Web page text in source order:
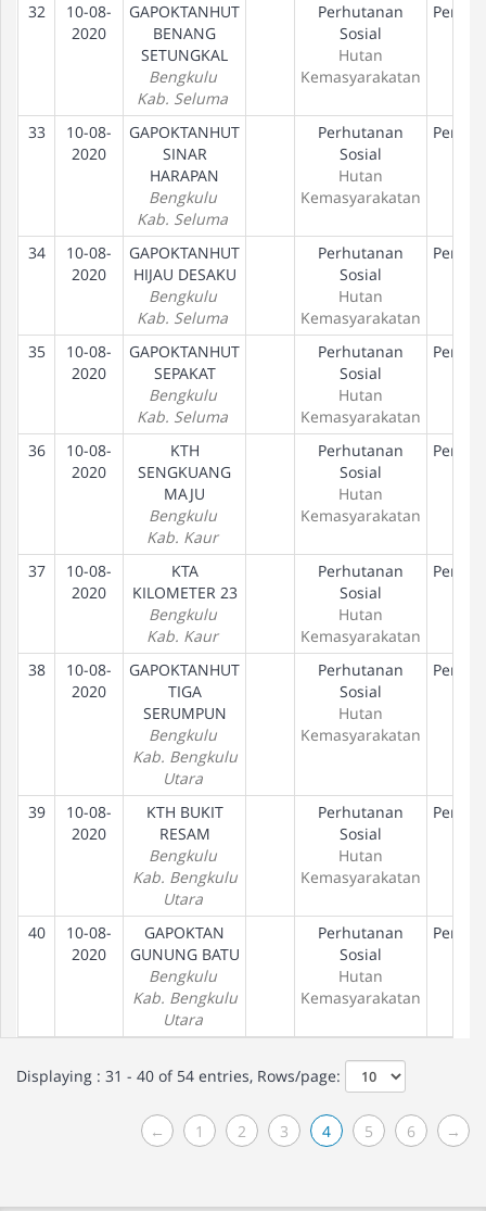
32
10-08-
2020
GAPOKTANHUT
BENANG
SETUNGKAL
Bengkulu
Kab. Seluma
Perhutanan
Sosial
Hutan
Kemasyarakatan
33
10-08-
2020
GAPOKTANHUT
SINAR
HARAPAN
Bengkulu
Kab. Seluma
Perhutanan
Sosial
Hutan
Kemasyarakatan
34
10-08-
2020
GAPOKTANHUT
HIJAU DESAKU
Bengkulu
Kab. Seluma
Perhutanan
Sosial
Hutan
Kemasyarakatan
35
10-08-
2020
GAPOKTANHUT
SEPAKAT
Bengkulu
Kab. Seluma
Perhutanan
Sosial
Hutan
Kemasyarakatan
36
10-08-
2020
KTH
SENGKUANG
MAJU
Bengkulu
Kab. Kaur
Perhutanan
Sosial
Hutan
Kemasyarakatan
37
10-08-
2020
KTA
KILOMETER 23
Bengkulu
Kab. Kaur
Perhutanan
Sosial
Hutan
Kemasyarakatan
38
10-08-
2020
GAPOKTANHUT
TIGA
SERUMPUN
Bengkulu
Kab. Bengkulu
Utara
Perhutanan
Sosial
Hutan
Kemasyarakatan
39
10-08-
2020
KTH BUKIT
RESAM
Bengkulu
Kab. Bengkulu
Utara
Perhutanan
Sosial
Hutan
Kemasyarakatan
40
10-08-
2020
GAPOKTAN
GUNUNG BATU
Bengkulu
Kab. Bengkulu
Utara
Perhutanan
Sosial
Hutan
Kemasyarakatan
Displaying : 31 - 40 of 54 entries, Rows/page:
← 1 2 3 4 5 6 →